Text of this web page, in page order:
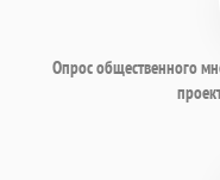
Опрос общественного